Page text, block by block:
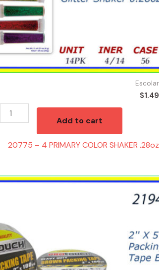
Escolar
$1.49
quantity
Add to cart
20775 – 4 PRIMARY COLOR SHAKER .28oz
21943
BROWN
(1)
quantity